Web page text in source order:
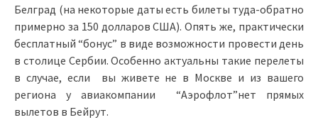
Белград (на некоторые даты есть билеты туда-обратно
примерно за 150 долларов США). Опять же, практически
бесплатный “бонус” в виде возможности провести день
в столице Сербии. Особенно актуальны такие перелеты
в случае, если вы живете не в Москве и из вашего
региона у авиакомпании “Аэрофлот”нет прямых
вылетов в Бейрут.